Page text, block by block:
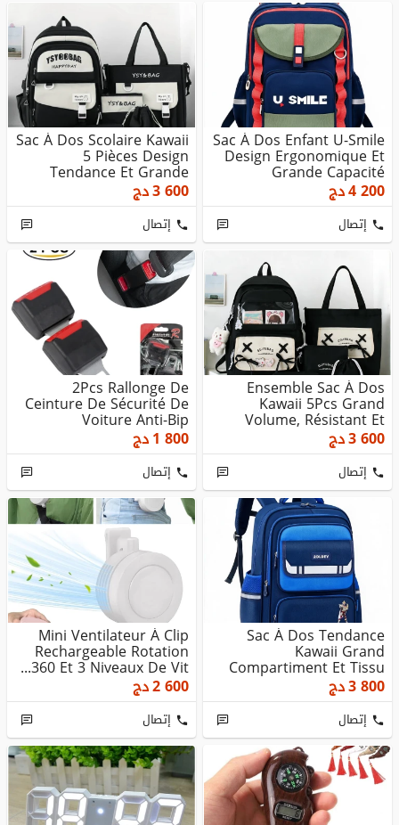
Sac À Dos Enfant U-Smile
Design Ergonomique Et
Grande Capacité
4 200دج
إتصال
Sac À Dos Scolaire Kawaii
5 Pièces Design
Tendance Et Grande
Capacité
3 600دج
إتصال
Ensemble Sac À Dos
Kawaii 5Pcs Grand
Volume, Résistant Et
Imperméable
3 600دج
إتصال
2Pcs Rallonge De
Ceinture De Sécurité De
Voiture Anti-Bip
1 800دج
إتصال
Sac À Dos Tendance
Kawaii Grand
Compartiment Et Tissu
Imperméable
3 800دج
إتصال
Mini Ventilateur À Clip
Rechargeable Rotation
360 Et 3 Niveaux De Vit...
2 600دج
إتصال